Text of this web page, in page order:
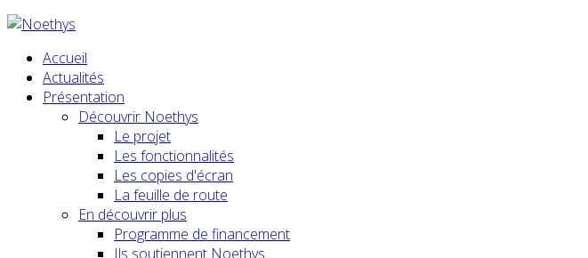
Accueil
Actualités
Présentation
Découvrir Noethys
Le projet
Les fonctionnalités
Les copies d'écran
La feuille de route
En découvrir plus
Programme de financement
Ils soutiennent Noethys